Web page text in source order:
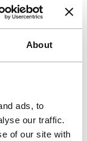
About
ads, to
our traffic.
of our site with